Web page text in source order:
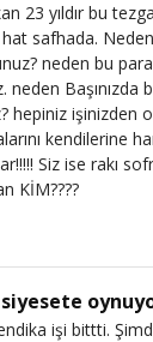
23 yıldır bu
safhada.
neden bu
neden Başınızda
hepiniz işinizden
kendilerine
Siz ise rakı
KİM????
işi bittti.